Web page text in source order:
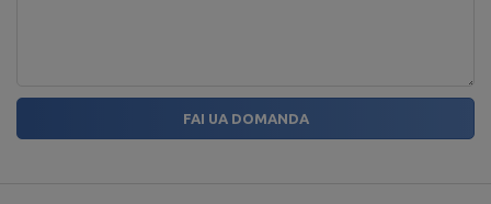
FAI UA DOMANDA